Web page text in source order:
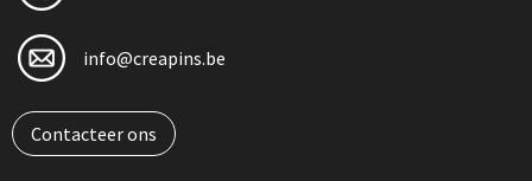
info@creapins.be
Contacteer ons